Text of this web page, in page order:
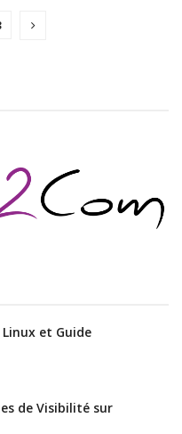
et Guide
de Visibilité sur